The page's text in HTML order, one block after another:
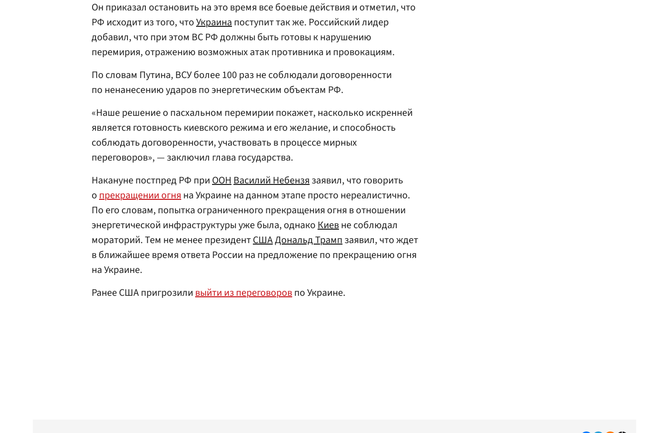
Он приказал остановить на это время все боевые действия и отметил, что
РФ исходит из того, чтоУкраинапоступит так же. Российский лидер
добавил, что при этом ВС РФ должны быть готовы к нарушению
перемирия, отражению возможных атак противника и провокациям.
По словам Путина, ВСУ более 100 раз не соблюдали договоренности
по ненанесению ударов по энергетическим объектам РФ.
«Наше решение о пасхальном перемирии покажет, насколько искренней
является готовность киевского режима и его желание, и способность
соблюдать договоренности, участвовать в процессе мирных
переговоров», — заключил глава государства.
Накануне постпред РФ приООНВасилий Небензязаявил, что говорить
опрекращении огняна Украине на данном этапе просто нереалистично.
По его словам, попытка ограниченного прекращения огня в отношении
энергетической инфраструктуры уже была, однакоКиевне соблюдал
мораторий. Тем не менее президентСШАДональд Трампзаявил, что ждет
в ближайшее время ответа России на предложение по прекращению огня
на Украине.
Ранее США пригрозиливыйти из переговоровпо Украине.